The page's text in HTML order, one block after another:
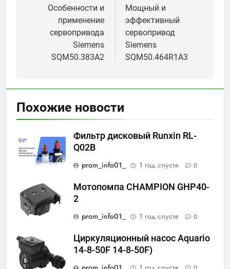
записям
Особенности и
применение
сервопривода
Siemens
SQM50.383A2
Мощный и
эффективный
сервопривод
Siemens
SQM50.464R1A3
Похожие новости
Фильтр дисковый Runxin RL-
Q02B
prom_info01_
1 год спустя 0
Мотопомпа CHAMPION GHP40-
2
prom_info01_
1 год спустя 0
Циркуляционный насос Aquario
14-8-50F 14-8-50F)